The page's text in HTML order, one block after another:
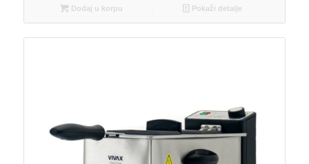
Dodaj u korpu Pokaži detalje